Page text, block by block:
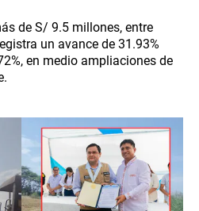
de S/ 9.5 millones, entre
un avance de 31.93%
en medio ampliaciones de